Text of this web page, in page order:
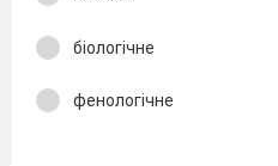
біологічне
фенологічне